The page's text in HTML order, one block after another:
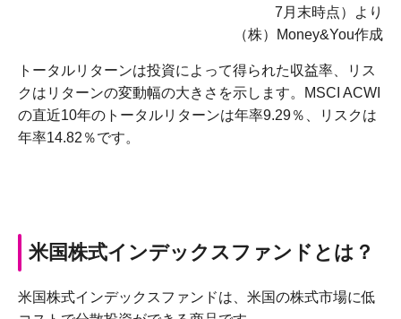
7月末時点）より
（株）Money&You作成
トータルリターンは投資によって得られた収益率、リス
クはリターンの変動幅の大きさを示します。MSCI ACWI
の直近10年のトータルリターンは年率9.29％、リスクは
年率14.82％です。
米国株式インデックスファンドとは？
米国株式インデックスファンドは、米国の株式市場に低